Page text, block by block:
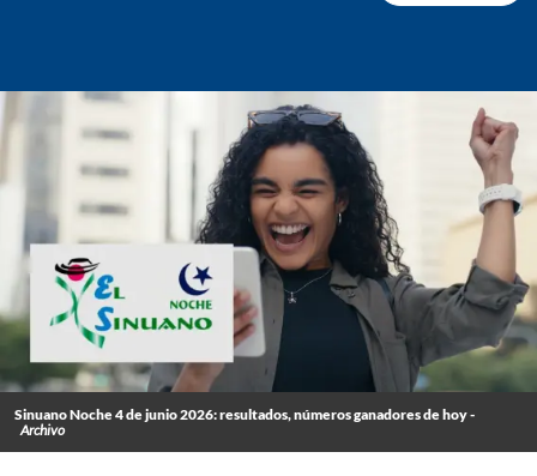
Sinuano Noche 4 de junio 2026: resultados, números ganadores de hoy -
Archivo